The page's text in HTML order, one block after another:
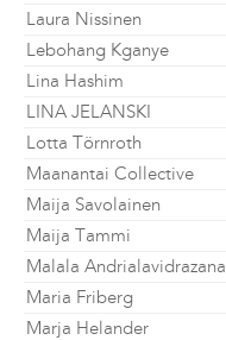
Laura Nissinen
Lebohang Kganye
Lina Hashim
LINA JELANSKI
Lotta Törnroth
Maanantai Collective
Maija Savolainen
Maija Tammi
Malala Andrialavidrazana
Maria Friberg
Marja Helander